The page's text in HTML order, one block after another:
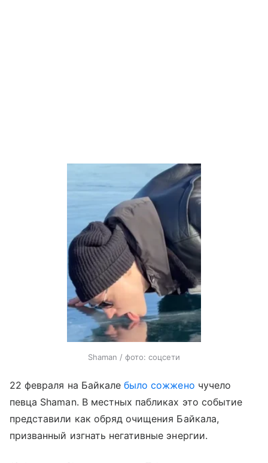
Shaman / фото: соцсети
22 февраля на Байкалебыло сожжено чучело
певца Shaman. В местных пабликах это событие
представили как обряд очищения Байкала,
призванный изгнать негативные энергии.